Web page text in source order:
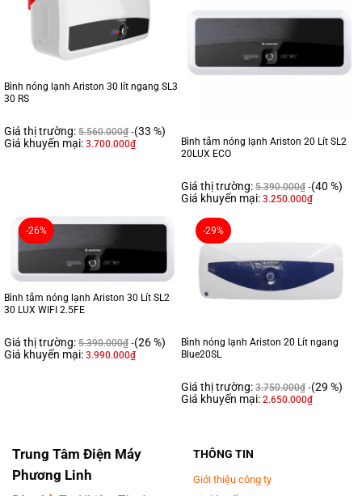
Bình nóng lạnh Ariston 30 lít ngang SL3
30 RS
Giá thị trường: 5.560.000₫ (33 %)
Giá khuyến mại: 3.700.000₫
Bình tắm nóng lạnh Ariston 20 Lít SL2
20LUX ECO
Giá thị trường: 5.390.000₫ (40 %)
Giá khuyến mại: 3.250.000₫
-26%
Bình tắm nóng lạnh Ariston 30 Lít SL2
30 LUX WIFI 2.5FE
Giá thị trường: 5.390.000₫ (26 %)
Giá khuyến mại: 3.990.000₫
-29%
Bình nóng lạnh Ariston 20 Lít ngang
Blue20SL
Giá thị trường: 3.750.000₫ (29 %)
Giá khuyến mại: 2.650.000₫
Trung Tâm Điện Máy
Phương Linh
THÔNG TIN
Giới thiệu công ty